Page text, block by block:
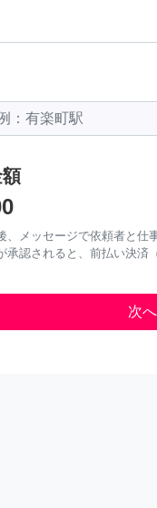
、メッセージで依頼者と仕
承認されると、前払い決済